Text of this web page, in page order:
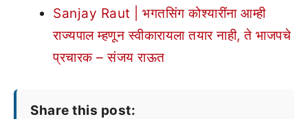
Sanjay Raut | भगतसिंग कोश्यारींना आम्ही
राज्यपाल म्हणून स्वीकारायला तयार नाही, ते भाजपचे
प्रचारक – संजय राऊत
Share this post: